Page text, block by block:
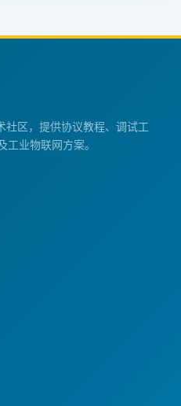
区，提供协议教程、调试工
业物联网方案。